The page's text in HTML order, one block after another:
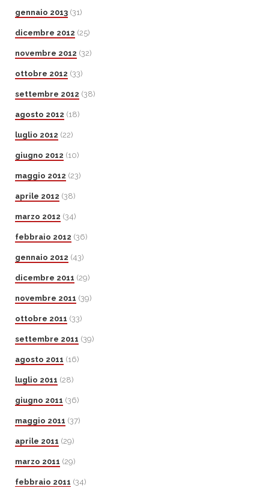
gennaio 2013 (31)
dicembre 2012 (25)
novembre 2012 (32)
ottobre 2012 (33)
settembre 2012 (38)
agosto 2012 (18)
luglio 2012 (22)
giugno 2012 (10)
maggio 2012 (23)
aprile 2012 (38)
marzo 2012 (34)
febbraio 2012 (36)
gennaio 2012 (43)
dicembre 2011 (29)
novembre 2011 (39)
ottobre 2011 (33)
settembre 2011 (39)
agosto 2011 (16)
luglio 2011 (28)
giugno 2011 (36)
maggio 2011 (37)
aprile 2011 (29)
marzo 2011 (29)
febbraio 2011 (34)